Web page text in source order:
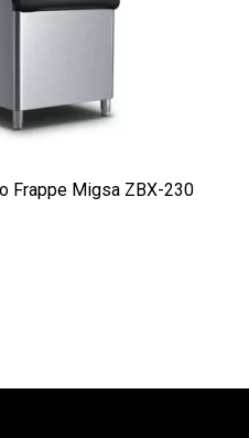
Frappe Migsa ZBX-230